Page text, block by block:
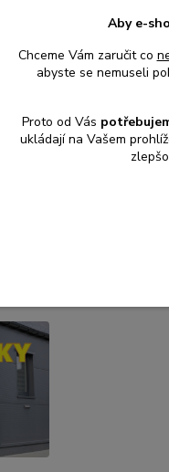
Aby e-
Chceme Vám zaručit co
abyste se nemuseli
Proto od Vás
ukládají na Vašem